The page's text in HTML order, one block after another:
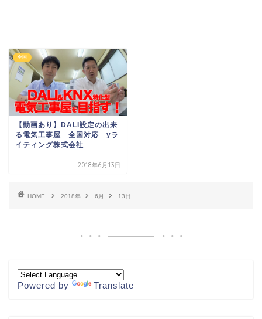
全国
【動画あり】DALI設定の出来
る電気工事屋 全国対応 yラ
イティング株式会社
2018年6月13日
HOME 2018年 6月 13日
Powered by Translate